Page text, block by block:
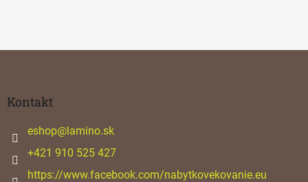
Kontakt
eshop@lamino.sk
+421 910 525 427
https://www.facebook.com/nabytkovekovanie.eu